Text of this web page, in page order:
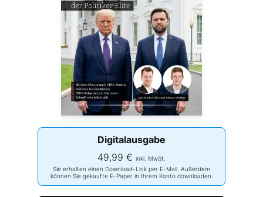
Digitalausgabe
49,99 € inkl. MwSt.
Sie erhalten einen Download-Link per E-Mail. Außerdem
können Sie gekaufte E-Paper in Ihrem Konto downloaden.